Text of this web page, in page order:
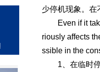
少停机现象。在
Even if it
riously affects
ssible in the
1、在临时停